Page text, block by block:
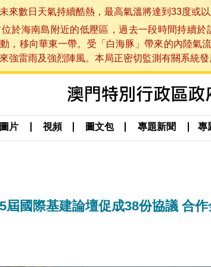
來數日天氣持續酷熱，最高氣溫將達到33度或
於海南島附近的低壓區，過去一段時間持續
，移向華東一帶。受「白海豚」帶來的內陸
強雷雨及強烈陣風。本局正密切監測有關系統
圖片 視頻 圖文包 專題新聞 專
屆國際基建論壇促成38份協議 合